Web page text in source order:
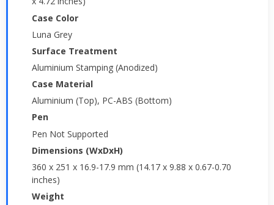
Case Color
Luna Grey
Surface Treatment
Aluminium Stamping (Anodized)
Case Material
Aluminium (Top), PC-ABS (Bottom)
Pen
Pen Not Supported
Dimensions (WxDxH)
360 x 251 x 16.9-17.9 mm (14.17 x 9.88 x 0.67-0.70
inches)
Weight